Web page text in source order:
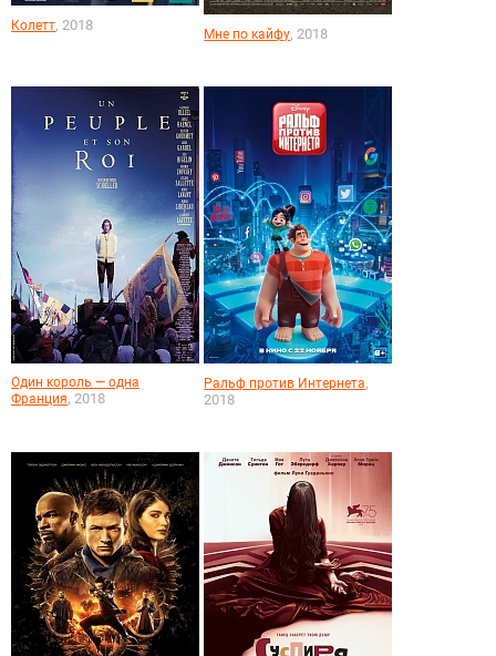
Колетт, 2018
Мне по кайфу, 2018
Один король — одна
Франция, 2018
Ральф против Интернета,
2018